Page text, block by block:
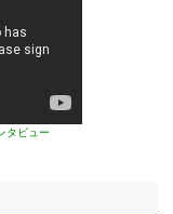
タビュー